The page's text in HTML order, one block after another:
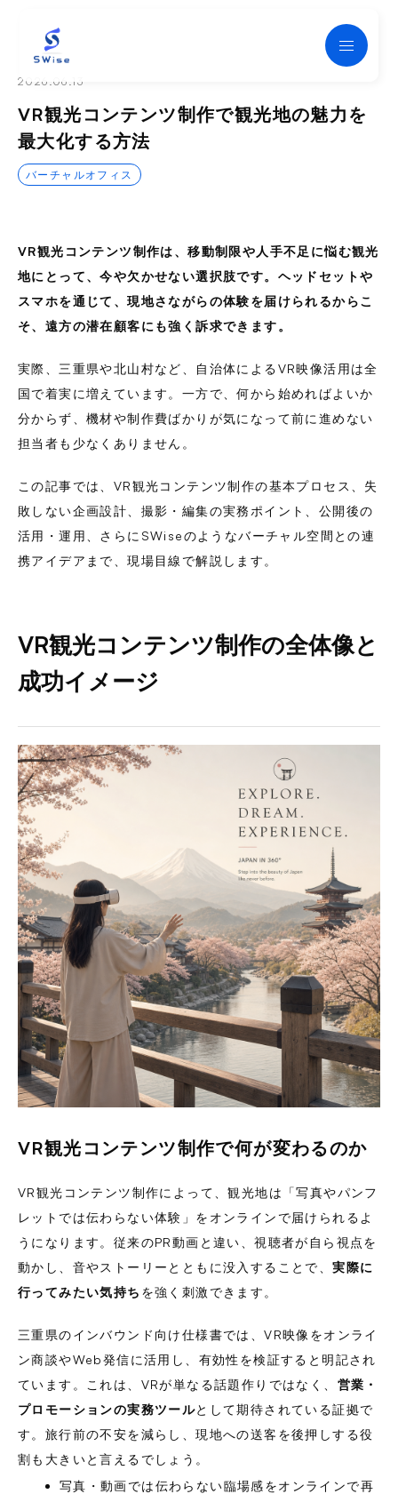
2026.06.13
VR観光コンテンツ制作で観光地の魅力を
最大化する方法
バーチャルオフィス
VR観光コンテンツ制作は、移動制限や人手不足に悩む観光
地にとって、今や欠かせない選択肢です。ヘッドセットや
スマホを通じて、現地さながらの体験を届けられるからこ
そ、遠方の潜在顧客にも強く訴求できます。
実際、三重県や北山村など、自治体によるVR映像活用は全
国で着実に増えています。一方で、何から始めればよいか
分からず、機材や制作費ばかりが気になって前に進めない
担当者も少なくありません。
この記事では、VR観光コンテンツ制作の基本プロセス、失
敗しない企画設計、撮影・編集の実務ポイント、公開後の
活用・運用、さらにSWiseのようなバーチャル空間との連
携アイデアまで、現場目線で解説します。
VR観光コンテンツ制作の全体像と
成功イメージ
VR観光コンテンツ制作で何が変わるのか
VR観光コンテンツ制作によって、観光地は「写真やパンフ
レットでは伝わらない体験」をオンラインで届けられるよ
うになります。従来のPR動画と違い、視聴者が自ら視点を
動かし、音やストーリーとともに没入することで、実際に
行ってみたい気持ち を強く刺激できます。
三重県のインバウンド向け仕様書では、VR映像をオンライ
ン商談やWeb発信に活用し、有効性を検証すると明記され
ています。これは、VRが単なる話題作りではなく、 営業・
プロモーションの実務ツールとして期待されている証拠で
す。旅行前の不安を減らし、現地への送客を後押しする役
割も大きいと言えるでしょう。
写真・動画では伝わらない臨場感をオンラインで再